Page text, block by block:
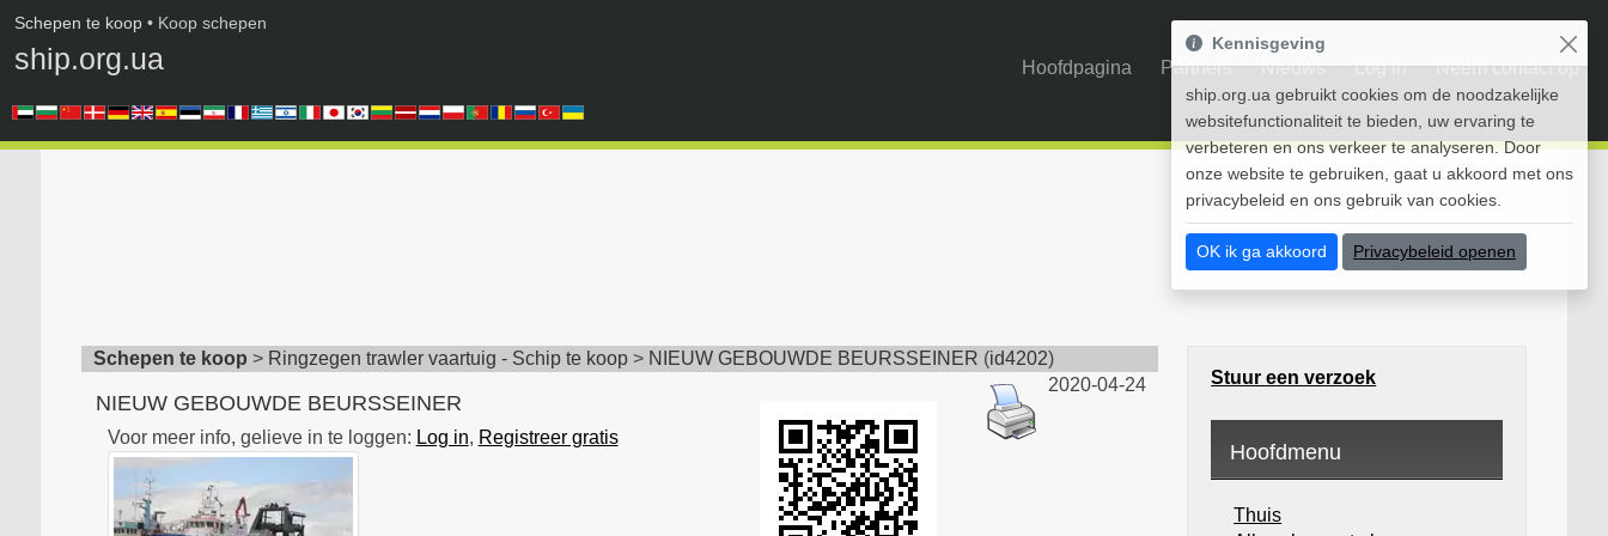
Schepen te koop • Koop schepen
ship.org.ua Hoofdpagina Partners Nieuws Log in Neem contact op
Schepen te koop > Ringzegen trawler vaartuig - Schip te koop> NIEUW GEBOUWDE BEURSSEINER (id4202)
2020-04-24
NIEUW GEBOUWDE BEURSSEINER
Voor meer info, gelieve in te loggen: Log in, Registreer gratis
Stuur een verzoek
Hoofdmenu
Thuis
Kennisgeving
ship.org.ua gebruikt cookies om de noodzakelijke
websitefunctionaliteit te bieden, uw ervaring te
verbeteren en ons verkeer te analyseren. Door
onze website te gebruiken, gaat u akkoord met ons
privacybeleid en ons gebruik van cookies.
OK ik ga akkoord Privacybeleid openen